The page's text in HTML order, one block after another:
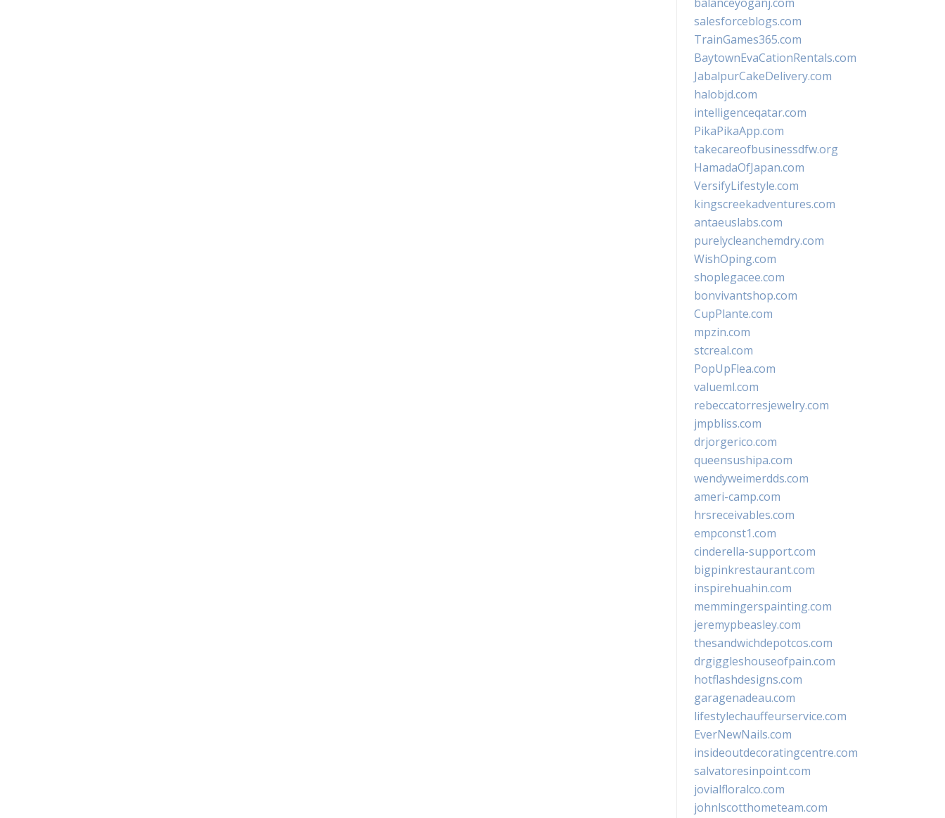
salesforceblogs.com
TrainGames365.com
BaytownEvaCationRentals.com
JabalpurCakeDelivery.com
halobjd.com
intelligenceqatar.com
PikaPikaApp.com
takecareofbusinessdfw.org
HamadaOfJapan.com
VersifyLifestyle.com
kingscreekadventures.com
antaeuslabs.com
purelycleanchemdry.com
WishOping.com
shoplegacee.com
bonvivantshop.com
CupPlante.com
mpzin.com
stcreal.com
PopUpFlea.com
valueml.com
rebeccatorresjewelry.com
jmpbliss.com
drjorgerico.com
queensushipa.com
wendyweimerdds.com
ameri-camp.com
hrsreceivables.com
empconst1.com
cinderella-support.com
bigpinkrestaurant.com
inspirehuahin.com
memmingerspainting.com
jeremypbeasley.com
thesandwichdepotcos.com
drgiggleshouseofpain.com
hotflashdesigns.com
garagenadeau.com
lifestylechauffeurservice.com
EverNewNails.com
insideoutdecoratingcentre.com
salvatoresinpoint.com
jovialfloralco.com
johnlscotthometeam.com